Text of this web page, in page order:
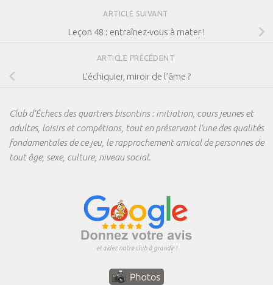
ARTICLE SUIVANT
Leçon 48 : entraînez-vous à mater !
ARTICLE PRÉCÉDENT
L’échiquier, miroir de l’âme ?
Club d'Échecs des quartiers bisontins : initiation, cours jeunes et
adultes, loisirs et compétions, tout en préservant l'une des qualités
fondamentales de ce jeu, le rapprochement amical de personnes de
tout âge, sexe, culture, niveau social.
et aidez notre club à grandir !